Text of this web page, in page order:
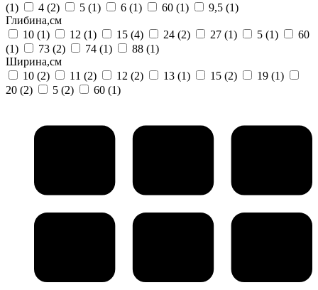
(1)
4 (2) 5 (1) 6 (1) 60 (1) 9,5 (1)
Глибина,см
10 (1) 12 (1) 15 (4) 24 (2) 27 (1) 5 (1)
60
(1)
73 (2) 74 (1) 88 (1)
Ширина,см
10 (2) 11 (2) 12 (2) 13 (1) 15 (2) 19 (1)
20 (2) 5 (2) 60 (1)